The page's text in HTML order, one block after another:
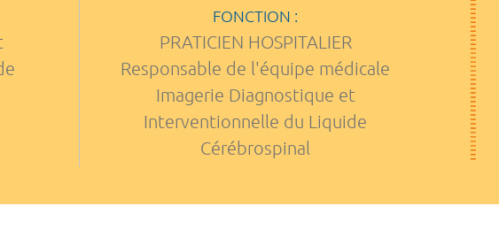
FONCTION :
PRATICIEN HOSPITALIER
Responsable de l'équipe médicale
Imagerie Diagnostique et
Interventionnelle du Liquide
Cérébrospinal